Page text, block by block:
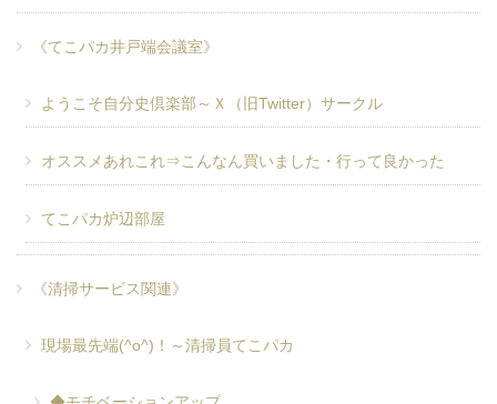
《てこパカ井戸端会議室》
ようこそ自分史倶楽部～Ｘ（旧Twitter）サークル
オススメあれこれ⇒こんなん買いました・行って良かった
てこパカ炉辺部屋
《清掃サービス関連》
現場最先端(^o^)！～清掃員てこパカ